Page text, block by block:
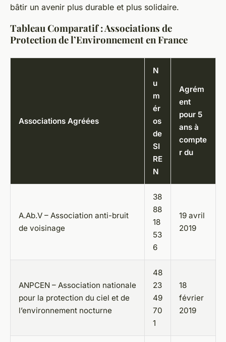
bâtir un avenir plus durable et plus solidaire.
Tableau Comparatif : Associations de
Protection de l’Environnement en France
Associations Agréées
N
u
m
ér
os
de
SI
RE
N
Agrém
ent
pour 5
ans à
compte
r du
A.Ab.V – Association anti-bruit
de voisinage
38
88
18
53
6
19 avril
2019
ANPCEN – Association nationale
pour la protection du ciel et de
l’environnement nocturne
48
23
49
70
1
18
février
2019